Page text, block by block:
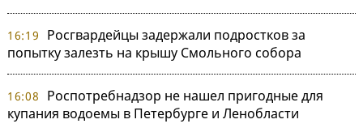
16:19
Росгвардейцы задержали подростков за
попытку залезть на крышу Смольного собора
16:08
Роспотребнадзор не нашел пригодные для
купания водоемы в Петербурге и Ленобласти